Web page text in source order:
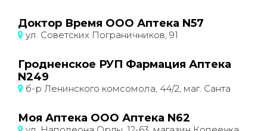
Доктор Время ООО Аптека N57
ул. Советских Пограничников, 91
Гродненское РУП Фармация Аптека
N249
б-р Ленинского комсомола, 44/2, маг. Санта
Моя Аптека ООО Аптека N62